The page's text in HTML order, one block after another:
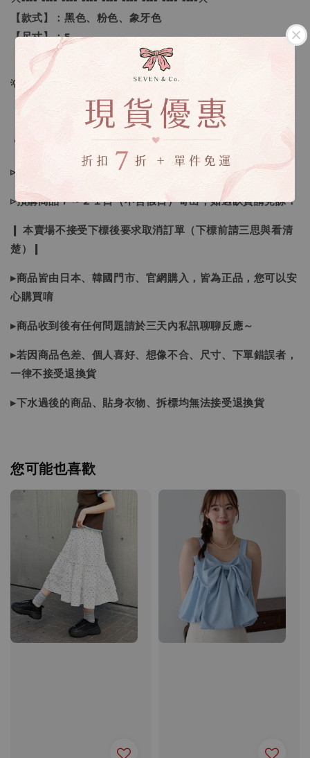
【款式】：黑色、粉色、象牙色
【尺寸】：F
💡訂單依照下單順序為主唷！
🔍IG搜尋：Sevenjewelry.co
▹現貨商品１～３日內寄出
▹預購商品７～２１日（不含假日）寄出，如遇缺貨請見諒！
❙ 本賣場不接受下標後要求取消訂單（下標前請三思與看清
楚）❙
▸商品皆由日本、韓國門市、官網購入，皆為正品，您可以安
心購買唷
▸商品收到後有任何問題請於三天內私訊聊聊反應～
▸若因商品色差、個人喜好、想像不合、尺寸、下單錯誤者，
一律不接受退換貨
▸下水過後的商品、貼身衣物、拆標均無法接受退換貨
您可能也喜歡